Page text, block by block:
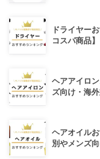
ドライヤー
コスパ商品】
ヘアアイロ
ズ向け・海
ヘアオイル
別やメンズ向